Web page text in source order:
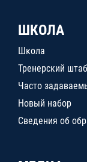
ШКОЛА
Школа
Тренерский штаб
Часто
Новый набор
Сведения об